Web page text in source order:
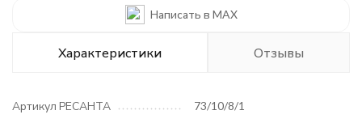
Написать в MAX
Характеристики Отзывы
Артикул РЕСАНТА
73/10/8/1